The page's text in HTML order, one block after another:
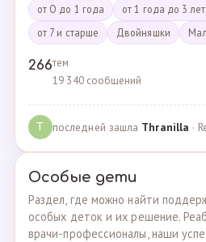
от О до 1 года
от 1 года до 3 лет
от 7 и старше
Двойняшки
266тем
19 340 сообщений
T последней зашла Thranilla ·
Особые дети
Раздел, где можно найти
особых деток и их решение.
врачи-профессионалы, наши